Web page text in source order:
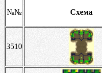
№№ Схема
3510